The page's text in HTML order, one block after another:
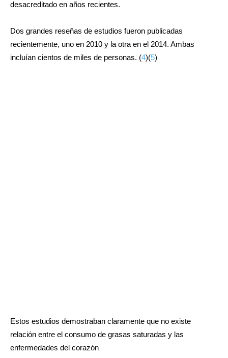
desacreditado en años recientes.
Dos grandes reseñas de estudios fueron publicadas
recientemente, uno en 2010 y la otra en el 2014. Ambas
incluían cientos de miles de personas. (4)(5)
Estos estudios demostraban claramente que no existe
relación entre el consumo de grasas saturadas y las
enfermedades del corazón